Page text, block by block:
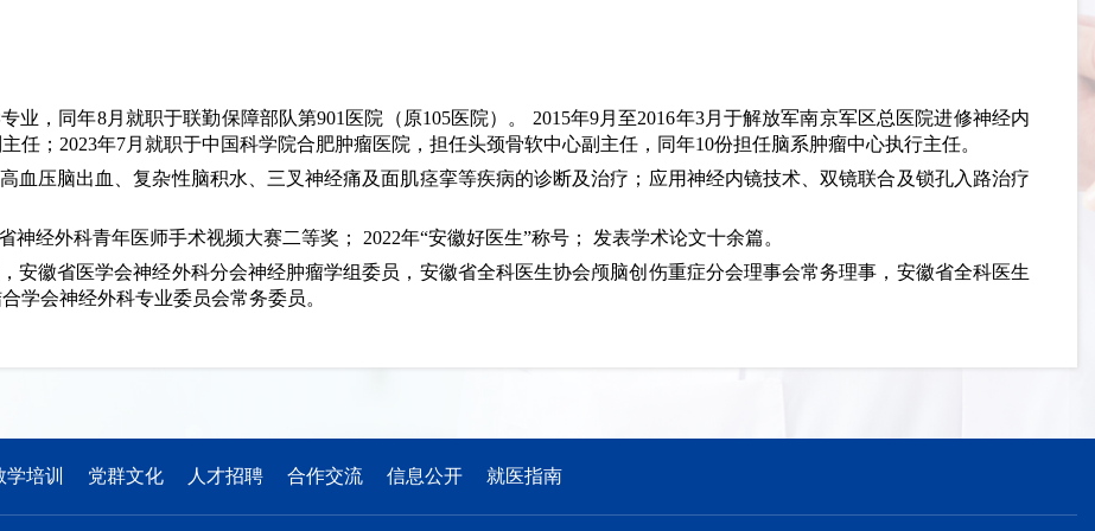
业，同年8月就职于联勤保障部队第901医院（原105医院）。 2015年9月至2016年3月于解放军南京军区总医院进修神经内
任；2023年7月就职于中国科学院合肥肿瘤医院，担任头颈骨软中心副主任，同年10份担任脑系肿瘤中心执行主任。
血压脑出血、复杂性脑积水、三叉神经痛及面肌痉挛等疾病的诊断及治疗；应用神经内镜技术、双镜联合及锁孔入路治疗
神经外科青年医师手术视频大赛二等奖； 2022年“安徽好医生”称号； 发表学术论文十余篇。
安徽省医学会神经外科分会神经肿瘤学组委员，安徽省全科医生协会颅脑创伤重症分会理事会常务理事，安徽省全科医生
学会神经外科专业委员会常务委员。
学培训 党群文化 人才招聘 合作交流 信息公开 就医指南